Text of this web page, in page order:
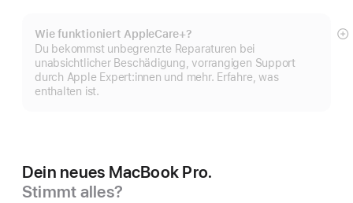
Wie funktioniert AppleCare+?
Du bekommst unbegrenzte Reparaturen bei
unabsichtlicher Beschädigung, vorrangigen Support
durch Apple Expert:innen und mehr. Erfahre, was
enthalten ist.
Dein neues MacBook Pro.
Stimmt alles?